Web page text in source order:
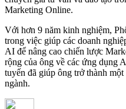
Marketing Online.
Với hơn 9 năm kinh nghiệm,
trong việc giúp các doanh
AI để nâng cao chiến lược
rộng của ông về các ứng dụng
tuyến đã giúp ông trở thành
ngành.